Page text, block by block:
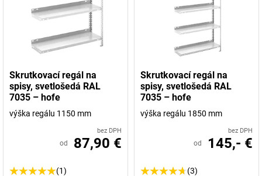
Skrutkovací regál na
spisy, svetlošedá RAL
7035 – hofe
výška regálu 1150 mm
bez DPH
od 87,90 €
(1)
Skrutkovací regál na
spisy, svetlošedá RAL
7035 – hofe
výška regálu 1850 mm
bez DPH
od 145,- €
(3)